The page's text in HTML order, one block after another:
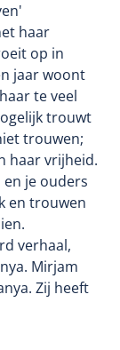
haar
op in
jaar woont
te veel
trouwt
trouwen;
haar vrijheid.
je ouders
en trouwen
verhaal,
Mirjam
Zij heeft